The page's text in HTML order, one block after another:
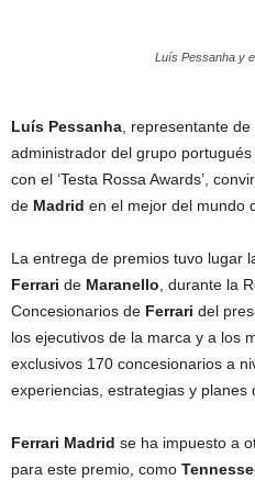
Luís Pessanha y
Luís Pessanha, representante de
administrador del grupo portugués
con el ‘Testa Rossa Awards’,
de Madrid en el mejor del mundo
La entrega de premios tuvo lugar
Ferrari de Maranello, durante la
Concesionarios de Ferrari del
los ejecutivos de la marca y a los
exclusivos 170 concesionarios a
experiencias, estrategias y planes
Ferrari Madrid se ha impuesto a
para este premio, como